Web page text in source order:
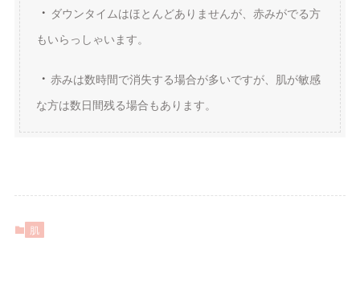
・ ダウンタイムはほとんどありませんが、赤みがでる方
もいらっしゃいます。
・ 赤みは数時間で消失する場合が多いですが、肌が敏感
な方は数日間残る場合もあります。
肌